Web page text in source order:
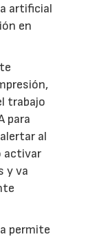
artificial
en
trabajo
para
al
activar
y va
permite